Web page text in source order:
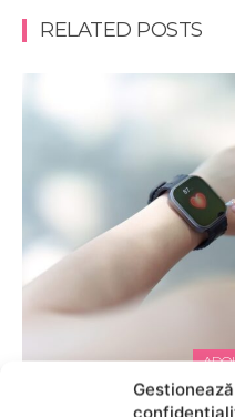
Gestionează
RELATED POSTS
Tracking de